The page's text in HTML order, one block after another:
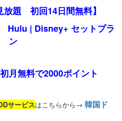
放題 初回14日間無料】
Hulu | Disney+ セットプラ
ン
月無料で2000ポイント
サービスはこちらから→ 韓国ド